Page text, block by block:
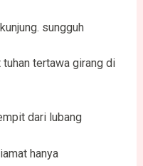
sungguh
tertawa girang di
dari lubang
hanya